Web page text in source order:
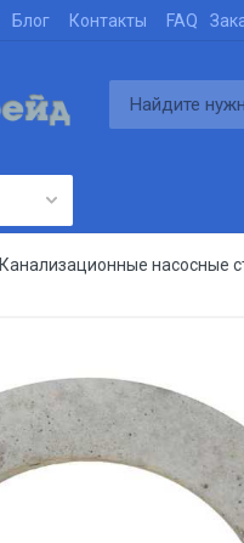
Блог Контакты FAQ
Канализационные насосные